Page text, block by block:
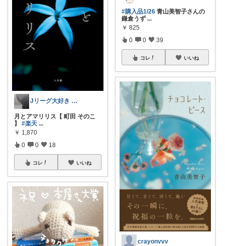
Jリーグ大好き 世界さんぽいつ吉見よる
月とアマリリス【 町田 そのこ
】 #楽天 ...
￥ 1,870
0 0 18
コレ いいね
#購入品1/26 青山美智子さんの
鎌倉うず ...
￥ 825
0 0 39
コレ いいね
crayonvvv